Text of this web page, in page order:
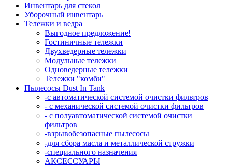
Инвентарь для стекол
Уборочный инвентарь
Тележки и ведра
Выгодное предложение!
Гостиничные тележки
Двухведерные тележки
Модульные тележки
Одноведерные тележки
Тележки "комби"
Пылесосы Dust In Tank
-с автоматической системой очистки фильтров
- с механической системой очистки фильтров
- с полуавтоматической системой очистки
фильтров
-взрывобезопасные пылесосы
-для сбора масла и металлической стружки
-специального назначения
АКСЕССУАРЫ